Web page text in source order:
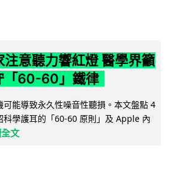
意聽力響紅燈 醫學界籲
「60-60」鐵律
能導致永久性噪音性聽損。本文盤點 4
科學護耳的「60-60 原則」及 Apple 內
文